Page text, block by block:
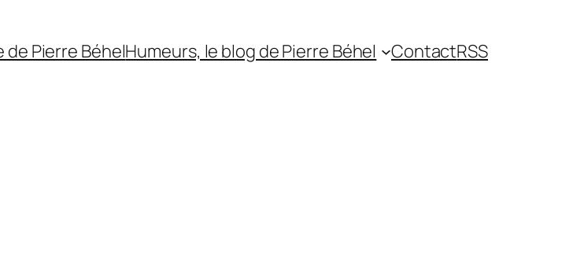
de Pierre BéhelHumeurs, le blog de Pierre Béhel ContactRSS